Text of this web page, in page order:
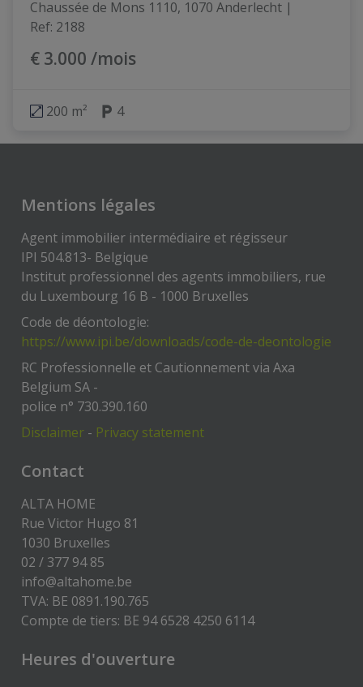
Chaussée de Mons 1110, 1070 Anderlecht |
Ref: 2188
€ 3.000 /mois
200 m² 4
Mentions légales
Agent immobilier intermédiaire et régisseur
IPI 504.813- Belgique
Institut professionnel des agents immobiliers, rue
du Luxembourg 16 B - 1000 Bruxelles
Code de déontologie:
https://www.ipi.be/downloads/code-de-deontologie
RC Professionnelle et Cautionnement via Axa
Belgium SA -
police n° 730.390.160
Disclaimer - Privacy statement
Contact
ALTA HOME
Rue Victor Hugo 81
1030 Bruxelles
02 / 377 94 85
info@altahome.be
TVA: BE 0891.190.765
Compte de tiers: BE 94 6528 4250 6114
Heures d'ouverture